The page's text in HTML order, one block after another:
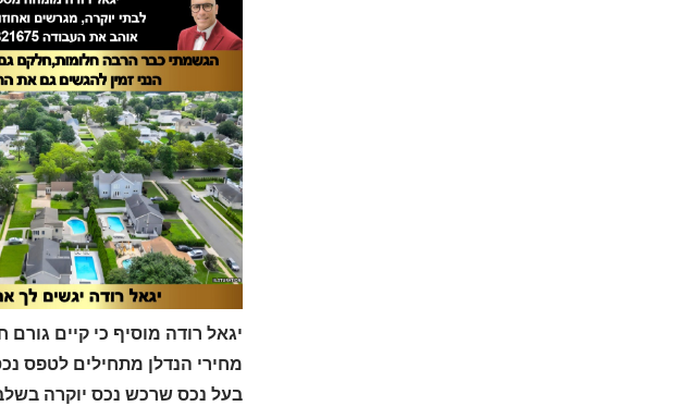
יגאל רודה מוסיף כי קיים
מחירי הנדלן מתחילים לטפס
בעל נכס שרכש נכס יוקרה